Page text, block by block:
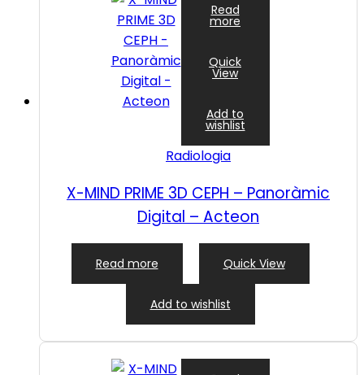
Read
more
Quick
View
Add to
wishlist
Radiologia
X-MIND PRIME 3D CEPH – Panoràmic
Digital – Acteon
Read more Quick View
Add to wishlist